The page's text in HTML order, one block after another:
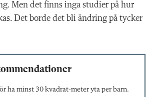
Men det finns inga studier på hur
Det borde det bli ändring på tycker
ha minst 30 kvadrat-meter yta per barn.